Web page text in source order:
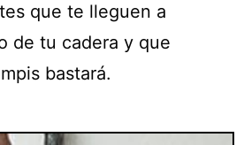
que te lleguen a
de tu cadera y que
bastará.